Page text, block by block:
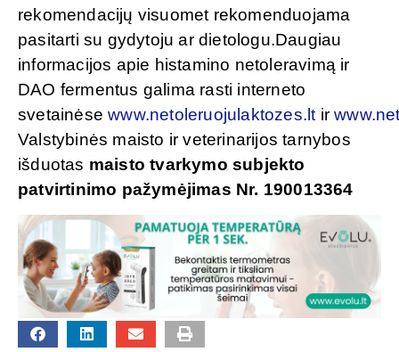
rekomendacijų visuomet rekomenduojama
pasitarti su gydytoju ar dietologu.Daugiau
informacijos apie histamino netoleravimą ir
DAO fermentus galima rasti interneto
svetainėsewww.netoleruojulaktozes.lt ir
Valstybinės maisto ir veterinarijos tarnybos
išduotas maisto tvarkymo subjekto
patvirtinimo pažymėjimas Nr. 190013364